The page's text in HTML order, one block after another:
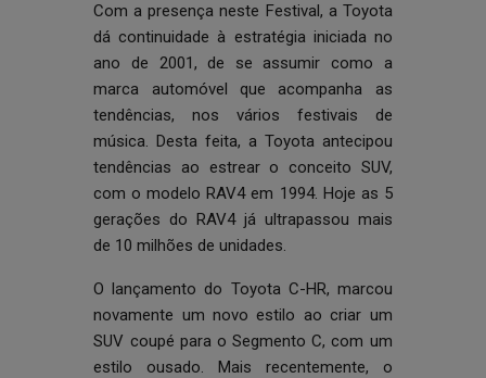
Com a presença neste Festival, a Toyota
dá continuidade à estratégia iniciada no
ano de 2001, de se assumir como a
marca automóvel que acompanha as
tendências, nos vários festivais de
música. Desta feita, a Toyota antecipou
tendências ao estrear o conceito SUV,
com o modelo RAV4 em 1994. Hoje as 5
gerações do RAV4 já ultrapassou mais
de 10 milhões de unidades.
O lançamento do Toyota C-HR, marcou
novamente um novo estilo ao criar um
SUV coupé para o Segmento C, com um
estilo ousado. Mais recentemente, o